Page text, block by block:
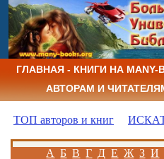
ГЛАВНАЯ - КНИГИ НА MANY-
АВТОРАМ И
ТОП авторов и книг
А Б В Г Д Е Ж З И